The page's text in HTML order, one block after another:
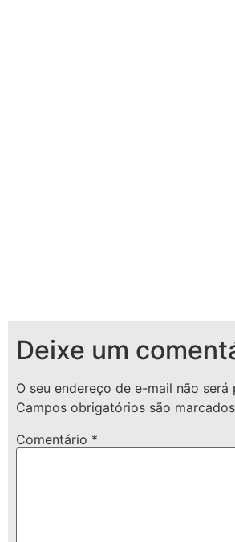
Deixe um
O seu endereço de e-mail não será
Campos obrigatórios são
Comentário *